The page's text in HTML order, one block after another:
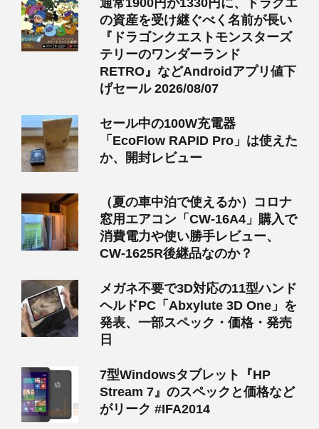
通常1900円が1330円に、ドラクエ
の資産を受け継ぐべく名前が長い
『ドラゴンクエストモンスターズ
テリーのワンダーランド
RETRO』などAndroidアプリ値下
げセール 2026/08/07
セール中の100W充電器
「EcoFlow RAPID Pro」は使えた
か、開封レビュー
（夏の車中泊で使えるか）コロナ
窓用エアコン「CW-16A4」購入で
消費電力や使い勝手レビュー、
CW-1625R後継品なのか？
メガネ不要で3D対応の11型ハンド
ヘルドPC「Abxylute 3D One」を
発表、一部スペック・価格・発売
日
7型Windowsタブレット『HP
Stream 7』のスペックと価格など
がリーク #IFA2014